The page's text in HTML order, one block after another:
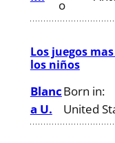
o
Los juegos
los niños
Blanc
a U.
Born in:
United